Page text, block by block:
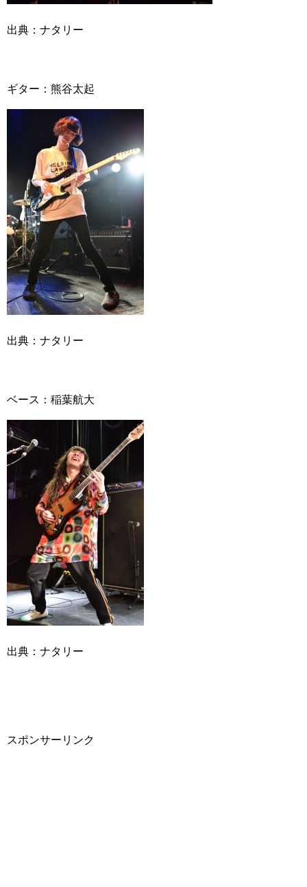
出典：ナタリー
ギター：熊谷太起
出典：ナタリー
ベース：稲葉航大
出典：ナタリー
スポンサーリンク